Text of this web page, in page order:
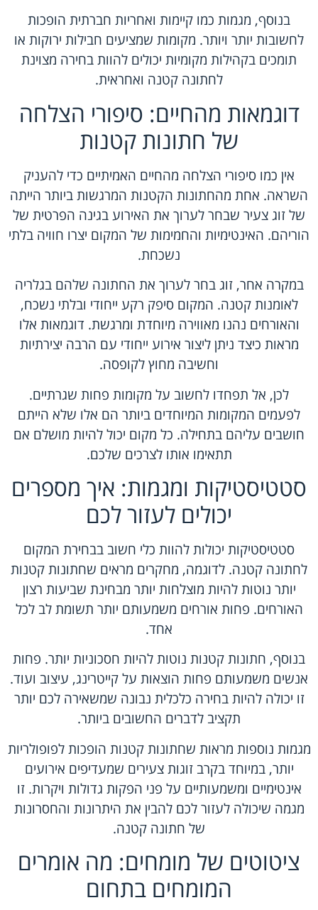
בנוסף, מגמות כמו קיימות ואחריות חברתית הופכות
לחשובות יותר ויותר. מקומות שמציעים חבילות ירוקות או
תומכים בקהילות מקומיות יכולים להוות בחירה מצוינת
לחתונה קטנה ואחראית.
דוגמאות מהחיים: סיפורי הצלחה
של חתונות קטנות
אין כמו סיפורי הצלחה מהחיים האמיתיים כדי להעניק
השראה. אחת מהחתונות הקטנות המרגשות ביותר הייתה
של זוג צעיר שבחר לערוך את האירוע בגינה הפרטית של
הוריהם. האינטימיות והחמימות של המקום יצרו חוויה בלתי
נשכחת.
במקרה אחר, זוג בחר לערוך את החתונה שלהם בגלריה
לאומנות קטנה. המקום סיפק רקע ייחודי ובלתי נשכח,
והאורחים נהנו מאווירה מיוחדת ומרגשת. דוגמאות אלו
מראות כיצד ניתן ליצור אירוע ייחודי עם הרבה יצירתיות
וחשיבה מחוץ לקופסה.
לכן, אל תפחדו לחשוב על מקומות פחות שגרתיים.
לפעמים המקומות המיוחדים ביותר הם אלו שלא הייתם
חושבים עליהם בתחילה. כל מקום יכול להיות מושלם אם
תתאימו אותו לצרכים שלכם.
סטטיסטיקות ומגמות: איך מספרים
יכולים לעזור לכם
סטטיסטיקות יכולות להוות כלי חשוב בבחירת המקום
לחתונה קטנה. לדוגמה, מחקרים מראים שחתונות קטנות
יותר נוטות להיות מוצלחות יותר מבחינת שביעות רצון
האורחים. פחות אורחים משמעותם יותר תשומת לב לכל
אחד.
בנוסף, חתונות קטנות נוטות להיות חסכוניות יותר. פחות
אנשים משמעותם פחות הוצאות על קייטרינג, עיצוב ועוד.
זו יכולה להיות בחירה כלכלית נבונה שמשאירה לכם יותר
תקציב לדברים החשובים ביותר.
מגמות נוספות מראות שחתונות קטנות הופכות לפופולריות
יותר, במיוחד בקרב זוגות צעירים שמעדיפים אירועים
אינטימיים ומשמעותיים על פני הפקות גדולות ויקרות. זו
מגמה שיכולה לעזור לכם להבין את היתרונות והחסרונות
של חתונה קטנה.
ציטוטים של מומחים: מה אומרים
המומחים בתחום